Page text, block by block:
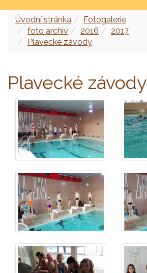
Úvodní stránka
Fotogalerie
foto archiv
2016
2017
Plavecké závody
Plavecké závody